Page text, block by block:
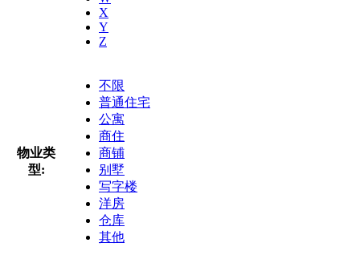
X
Y
Z
物业类
型:
不限
普通住宅
公寓
商住
商铺
别墅
写字楼
洋房
仓库
其他